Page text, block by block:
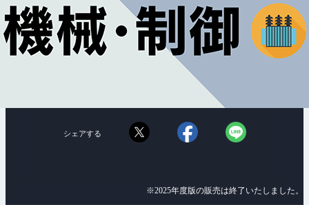
シェアする
※2025年度版の販売は終了いたしました。​